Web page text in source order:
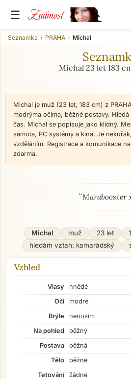
☰ Známost
Seznamka PRAHA Michal
Michal 23 let 183
Michal je muž (23 let, 183 cm) z
modrýma očima, běžné postavy.
čas. Michal se popisuje jako klidný.
samota, PC systémy a kina. Je
vzděláním. Registrace a komunikace
zdarma.
O mně - seznamka profil
“Marabooster
Michal muž 23 let
hledám vztah: kamarádský
Vzhled
Vlasy
hnědé
Oči
modré
Brýle
nenosím
Na pohled
běžný
Postava
běžná
Tělo
běžné
Tetování
žádné